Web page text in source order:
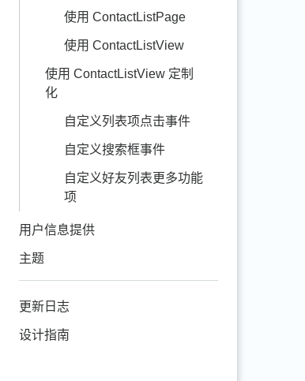
使用 ContactListPage
使用 ContactListView
使用 ContactListView 定制
化
自定义列表项点击事件
自定义搜索框事件
自定义好友列表更多功能
项
用户信息提供
主题
更新日志
设计指南